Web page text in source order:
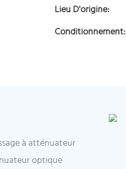
Lieu D'origine:
Conditionnement:
à atténuateur
optique